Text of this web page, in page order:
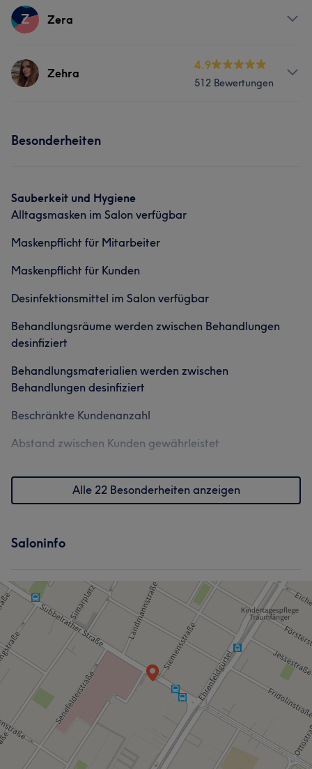
Z Zera
Services
Zehra
4.9
512 Bewertungen
Was unsere Kunden über Zehra sagen
Professionell
Aufmerksam
Besonderheiten
Sauberkeit und Hygiene
Alltagsmasken im Salon verfügbar
Maskenpflicht für Mitarbeiter
Maskenpflicht für Kunden
Desinfektionsmittel im Salon verfügbar
Behandlungsräume werden zwischen Behandlungen
desinfiziert
Behandlungsmaterialien werden zwischen
Behandlungen desinfiziert
Beschränkte Kundenanzahl
Abstand zwischen Kunden gewährleistet
Alle 22 Besonderheiten anzeigen
Saloninfo